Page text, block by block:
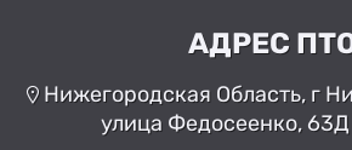
АДРЕС
Нижегородская Область, г
улица Федосеенко, 63Д